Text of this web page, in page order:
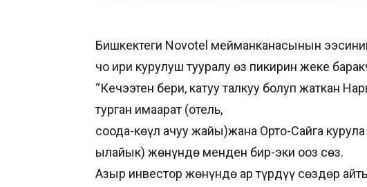
Бишкектеги Novotel мейманканасынын
чоң ири курулуш тууралу өз пикирин жеке
“Кечээтен бери, катуу талкуу болуп жаткан
турган имаарат (отель,
соода-көңүл ачуу жайы)жана Орто-Сайга
ылайык) жөнүндө менден бир-эки ооз сөз.
Азыр инвестор жөнүндө ар түрдүү сөздөр